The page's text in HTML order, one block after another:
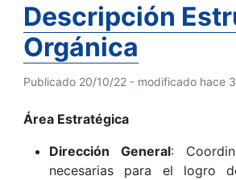
Descripción
Orgánica
Publicado 20/10/22 - modificado hace
Área Estratégica
Dirección General:
necesarias para el logro